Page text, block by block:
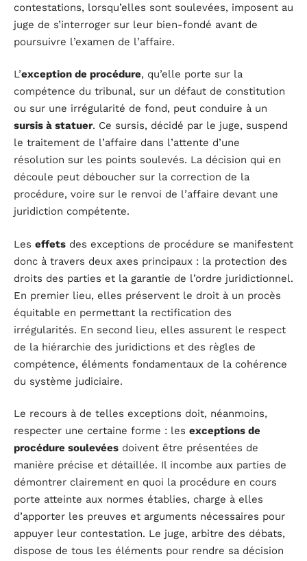
contestations, lorsqu’elles sont soulevées, imposent au
juge de s’interroger sur leur bien-fondé avant de
poursuivre l’examen de l’affaire.
L’exception de procédure, qu’elle porte sur la
compétence du tribunal, sur un défaut de constitution
ou sur une irrégularité de fond, peut conduire à un
sursis à statuer. Ce sursis, décidé par le juge, suspend
le traitement de l’affaire dans l’attente d’une
résolution sur les points soulevés. La décision qui en
découle peut déboucher sur la correction de la
procédure, voire sur le renvoi de l’affaire devant une
juridiction compétente.
Les effets des exceptions de procédure se manifestent
donc à travers deux axes principaux : la protection des
droits des parties et la garantie de l’ordre juridictionnel.
En premier lieu, elles préservent le droit à un procès
équitable en permettant la rectification des
irrégularités. En second lieu, elles assurent le respect
de la hiérarchie des juridictions et des règles de
compétence, éléments fondamentaux de la cohérence
du système judiciaire.
Le recours à de telles exceptions doit, néanmoins,
respecter une certaine forme : les exceptions de
procédure soulevées doivent être présentées de
manière précise et détaillée. Il incombe aux parties de
démontrer clairement en quoi la procédure en cours
porte atteinte aux normes établies, charge à elles
d’apporter les preuves et arguments nécessaires pour
appuyer leur contestation. Le juge, arbitre des débats,
dispose de tous les éléments pour rendre sa décision